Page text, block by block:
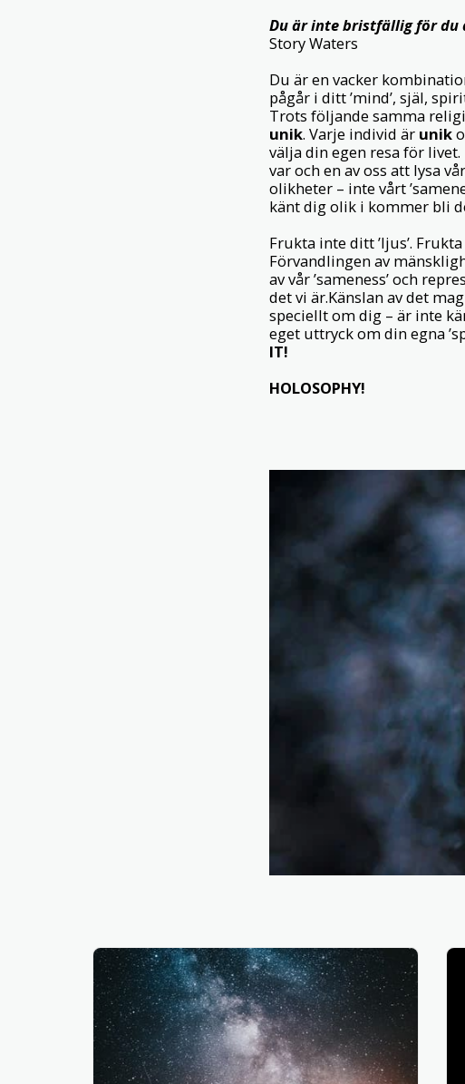
Du är inte bristfällig för du
Story Waters
Du är en vacker
pågår i ditt ’mind’, själ,
Trots följande samma
unik. Varje individ är unik
välja din egen resa för
var och en av oss att lysa
olikheter – inte vårt
känt dig olik i kommer bli
Frukta inte ditt ’ljus’.
Förvandlingen av
av vår ’sameness’ och
det vi är.Känslan av det
speciellt om dig – är inte
eget uttryck om din egna
IT!
HOLOSOPHY!